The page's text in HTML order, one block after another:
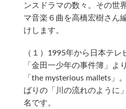
ンスドラマの数々。その世
マ音楽６曲を高橋宏樹さん
けします。
（１）1995年から日本テレ
「金田一少年の事件簿」よ
「the mysterious mallets」
ばりの「川の流れのように
名です。